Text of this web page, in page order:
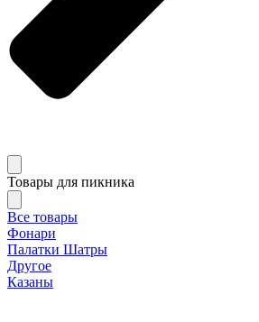
Товары для пикника
Все товары
Фонари
Палатки Шатры
Другое
Казаны